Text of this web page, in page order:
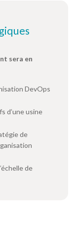
sera en
DevOps
d’une usine
de
de